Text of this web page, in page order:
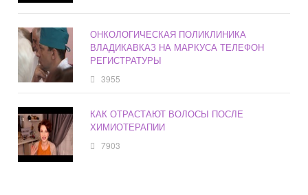
ОНКОЛОГИЧЕСКАЯ ПОЛИКЛИНИКА
ВЛАДИКАВКАЗ НА МАРКУСА ТЕЛЕФОН
РЕГИСТРАТУРЫ
3955
КАК ОТРАСТАЮТ ВОЛОСЫ ПОСЛЕ
ХИМИОТЕРАПИИ
7903